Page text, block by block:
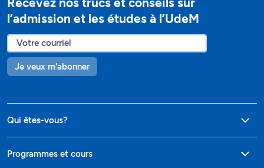
l’admission et les études à l’UdeM
Je veux m'abonner
Qui êtes-vous?
Programmes et cours